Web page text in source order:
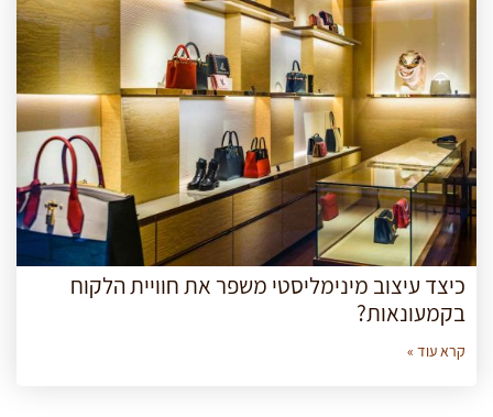
כיצד עיצוב מינימליסטי משפר את חוויית הלקוח
בקמעונאות?
קרא עוד »